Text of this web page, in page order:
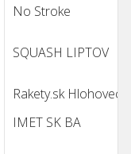
No Stroke
SQUASH LIPTOV
Rakety.sk Hlohovec
IMET SK BA